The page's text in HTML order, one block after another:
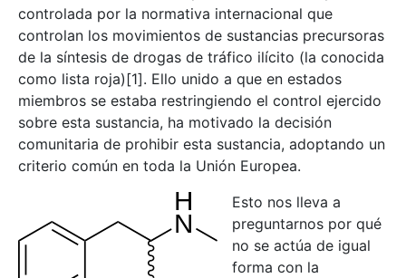
controlada por la normativa internacional que
controlan los movimientos de sustancias precursoras
de la síntesis de drogas de tráfico ilícito (la conocida
como lista roja)[1]. Ello unido a que en estados
miembros se estaba restringiendo el control ejercido
sobre esta sustancia, ha motivado la decisión
comunitaria de prohibir esta sustancia, adoptando un
criterio común en toda la Unión Europea.
Esto nos lleva a
preguntarnos por qué
no se actúa de igual
forma con la